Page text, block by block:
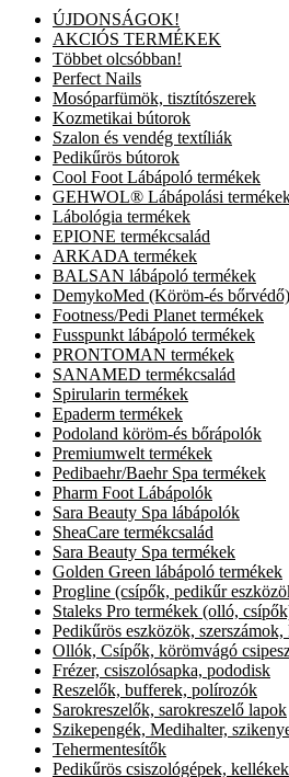
ÚJDONSÁGOK!
AKCIÓS TERMÉKEK
Többet olcsóbban!
Perfect Nails
Mosóparfümök, tisztítószerek
Kozmetikai bútorok
Szalon és vendég textíliák
Pedikűrös bútorok
Cool Foot Lábápoló termékek
GEHWOL® Lábápolási
Lábológia termékek
EPIONE termékcsalád
ARKADA termékek
BALSAN lábápoló termékek
DemykoMed (Köröm-és
Footness/Pedi Planet termékek
Fusspunkt lábápoló termékek
PRONTOMAN termékek
SANAMED termékcsalád
Spirularin termékek
Epaderm termékek
Podoland köröm-és bőrápolók
Premiumwelt termékek
Pedibaehr/Baehr Spa termékek
Pharm Foot Lábápolók
Sara Beauty Spa lábápolók
SheaCare termékcsalád
Sara Beauty Spa termékek
Golden Green lábápoló termékek
Progline (csípők, pedikűr
Staleks Pro termékek (olló,
Pedikűrös eszközök,
Ollók, Csípők, körömvágó
Frézer, csiszolósapka, pododisk
Reszelők, bufferek, polírozók
Sarokreszelők, sarokreszelő lapok
Szikepengék, Medihalter,
Tehermentesítők
Pedikűrös csiszológépek, kellékek